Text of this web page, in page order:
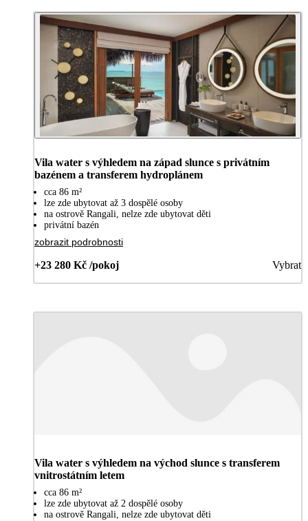
Vila water s výhledem na západ slunce s privátním
bazénem a transferem hydroplánem
cca 86 m²
lze zde ubytovat až 3 dospělé osoby
na ostrově Rangali, nelze zde ubytovat děti
privátní bazén
zobrazit podrobnosti
+23 280 Kč /pokoj Vybrat
Vila water s výhledem na východ slunce s transferem
vnitrostátním letem
cca 86 m²
lze zde ubytovat až 2 dospělé osoby
na ostrově Rangali, nelze zde ubytovat děti